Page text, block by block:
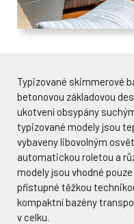
Typizované skimmerové
betonovou základovou
ukotvení obsypány
typizované modely jsou
vybaveny libovolným
automatickou roletou a
modely jsou vhodné
přístupné těžkou
kompaktní bazény
v celku.